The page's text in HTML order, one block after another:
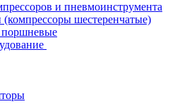
и пневмоинструмента
(компрессоры шестеренчатые)